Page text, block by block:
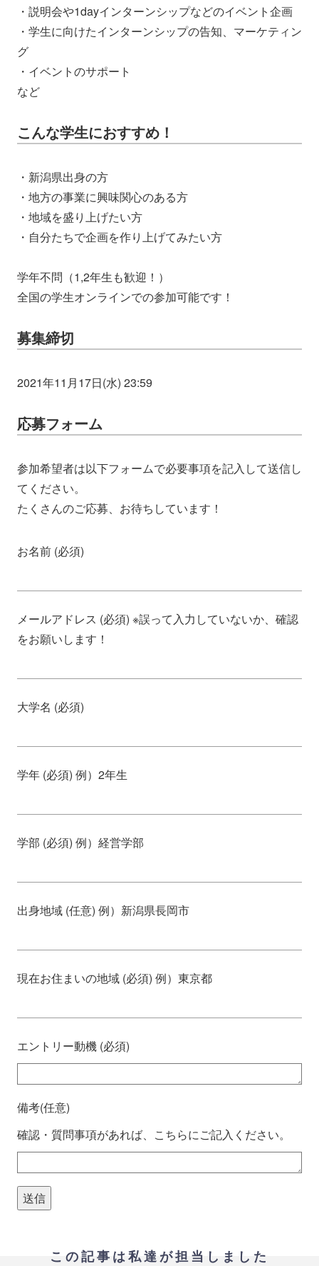
・説明会や1dayインターンシップなどのイベント企画
・学生に向けたインターンシップの告知、マーケティン
グ
・イベントのサポート
など
こんな学生におすすめ！
・新潟県出身の方
・地方の事業に興味関心のある方
・地域を盛り上げたい方
・自分たちで企画を作り上げてみたい方
学年不問（1,2年生も歓迎！）
全国の学生オンラインでの参加可能です！
募集締切
2021年11月17日(水) 23:59
応募フォーム
参加希望者は以下フォームで必要事項を記入して送信し
てください。
たくさんのご応募、お待ちしています！
お名前 (必須)
メールアドレス (必須) ※誤って入力していないか、確認
をお願いします！
大学名 (必須)
学年 (必須) 例）2年生
学部 (必須) 例）経営学部
出身地域 (任意) 例）新潟県長岡市
現在お住まいの地域 (必須) 例）東京都
エントリー動機 (必須)
備考(任意)
確認・質問事項があれば、こちらにご記入ください。
この記事は私達が担当しました